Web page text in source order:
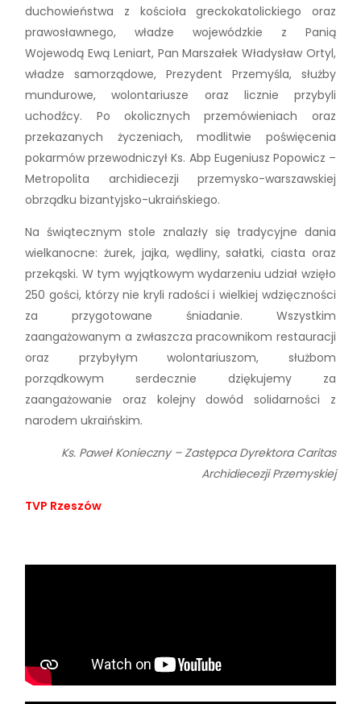
duchowieństwa z kościoła greckokatolickiego oraz
prawosławnego, władze wojewódzkie z Panią
Wojewodą Ewą Leniart, Pan Marszałek Władysław Ortyl,
władze samorządowe, Prezydent Przemyśla, służby
mundurowe, wolontariusze oraz licznie przybyli
uchodźcy. Po okolicznych przemówieniach oraz
przekazanych życzeniach, modlitwie poświęcenia
pokarmów przewodniczył Ks. Abp Eugeniusz Popowicz –
Metropolita archidiecezji przemysko-warszawskiej
obrządku bizantyjsko-ukraińskiego.
Na świątecznym stole znalazły się tradycyjne dania
wielkanocne: żurek, jajka, wędliny, sałatki, ciasta oraz
przekąski. W tym wyjątkowym wydarzeniu udział wzięło
250 gości, którzy nie kryli radości i wielkiej wdzięczności
za przygotowane śniadanie. Wszystkim
zaangażowanym a zwłaszcza pracownikom restauracji
oraz przybyłym wolontariuszom, służbom
porządkowym serdecznie dziękujemy za
zaangażowanie oraz kolejny dowód solidarności z
narodem ukraińskim.
Ks. Paweł Konieczny – Zastępca Dyrektora Caritas
Archidiecezji Przemyskiej
TVP Rzeszów